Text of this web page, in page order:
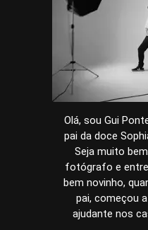
Olá, sou Gui
pai da doce
Seja muito
fotógrafo e
bem novinho,
pai, começou
ajudante nos